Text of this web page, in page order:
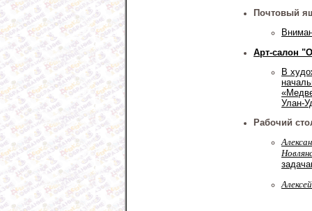
Почтовый
Арт-салон
В
Улан-
Рабочий